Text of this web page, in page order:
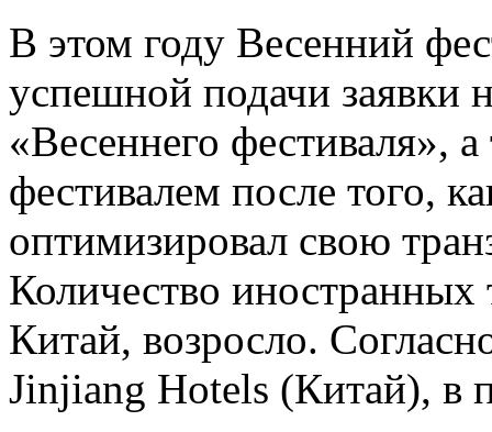
В этом году Весенний
успешной подачи заявки
«Весеннего фестиваля»,
фестивалем после того,
оптимизировал свою
Количество
Китай, возросло.
Jinjiang Hotels (Китай), в